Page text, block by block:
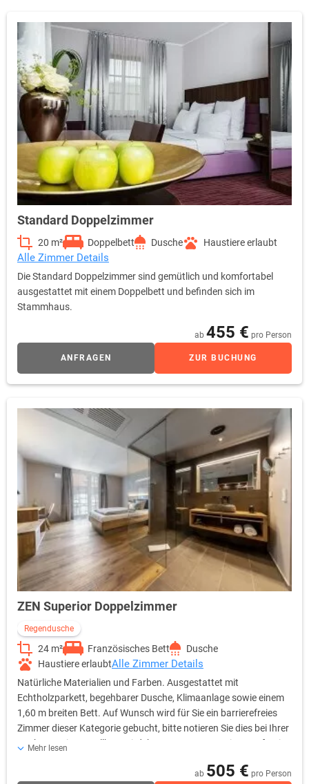
Standard Doppelzimmer
20 m² Doppelbett Dusche Haustiere erlaubt
Alle Zimmer Details
Die Standard Doppelzimmer sind gemütlich und komfortabel
ausgestattet mit einem Doppelbett und befinden sich im
Stammhaus.
ab 455 € pro Person
ANFRAGEN ZUR BUCHUNG
ZEN Superior Doppelzimmer
Regendusche
24 m² Französisches Bett
Dusche
Haustiere erlaubtAlle Zimmer Details
Natürliche Materialien und Farben. Ausgestattet mit
Echtholzparkett, begehbarer Dusche, Klimaanlage sowie einem
1,60 m breiten Bett. Auf Wunsch wird für Sie ein barrierefreies
Zimmer dieser Kategorie gebucht, bitte notieren Sie dies bei Ihrer
Buchung. Ein Zustellbett wird Ihnen gerne gegen einen Aufpreis
Mehr lesen
ab 505 € pro Person